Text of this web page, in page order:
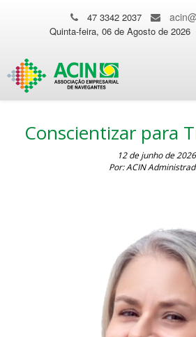
47 3342 2037
Quinta-feira, 06 de Agosto de 2026
Conscientizar para
12 de junho de 2026
Por: ACIN